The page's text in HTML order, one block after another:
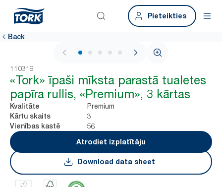
Pieteikties
Back
1 / 6
110319
«Tork» īpaši mīksta parastā tualetes
papīra rullis, «Premium», 3 kārtas
Kvalitāte Premium
Kārtu skaits 3
Vienības kastē
56
Atrodiet izplatītāju
Download data sheet